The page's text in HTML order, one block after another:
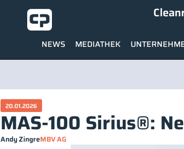
NEWS MEDIATHEK
20.01.2026
MAS-100 Sirius®:
Andy ZingreMBV AG